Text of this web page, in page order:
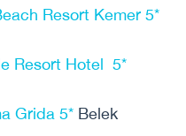
Resort Kemer 5*
Resort Hotel 5*
Grida 5* Belek